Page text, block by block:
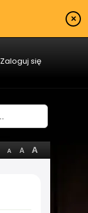
×
Zaloguj się